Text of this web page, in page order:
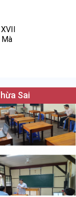
Sai